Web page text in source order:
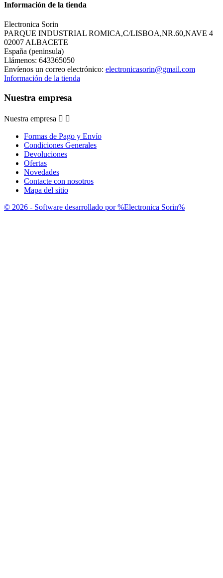
Información de la tienda
Electronica Sorin
PARQUE INDUSTRIAL ROMICA,C/LISBOA,NR.60,NAVE 4
02007 ALBACETE
España (peninsula)
Llámenos: 643365050
Envíenos un correo electrónico: electronicasorin@gmail.com
Información de la tienda
Nuestra empresa
Nuestra empresa  
Formas de Pago y Envío
Condiciones Generales
Devoluciones
Ofertas
Novedades
Contacte con nosotros
Mapa del sitio
© 2026 - Software desarrollado por %Electronica Sorin%